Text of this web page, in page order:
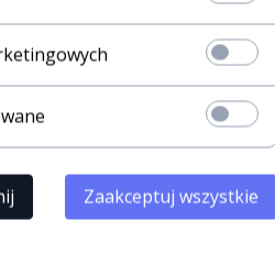
Zaakceptuj wszystkie